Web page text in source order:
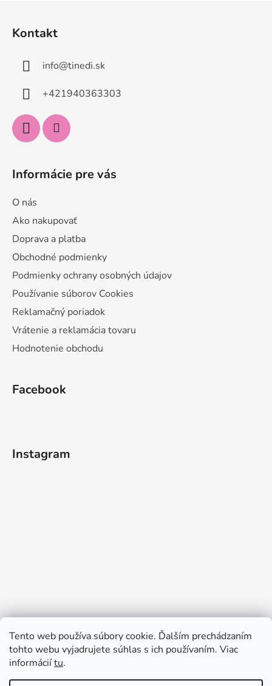
Tento web používa súbory cookie. Ďalším prechádzaním
tohto webu vyjadrujete súhlas s ich používaním. Viac
informáciítu.
Kontakt
info@tinedi.sk
+421940363303
Informácie pre vás
O nás
Ako nakupovať
Doprava a platba
Obchodné podmienky
Podmienky ochrany osobných údajov
Používanie súborov Cookies
Reklamačný poriadok
Vrátenie a reklamácia tovaru
Hodnotenie obchodu
Facebook
Instagram